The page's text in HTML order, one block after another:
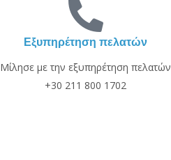
Εξυπηρέτηση πελατών
Μίλησε με την εξυπηρέτηση πελατών
+30 211 800 1702